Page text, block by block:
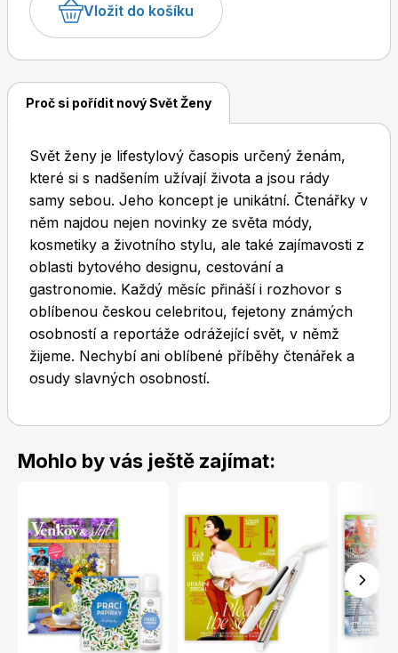
Burda Kids
Vložit do košíku
Proč si pořídit nový Svět Ženy
Svět ženy je lifestylový časopis určený ženám,
které si s nadšením užívají života a jsou rády
samy sebou. Jeho koncept je unikátní. Čtenářky v
něm najdou nejen novinky ze světa módy,
kosmetiky a životního stylu, ale také zajímavosti z
oblasti bytového designu, cestování a
gastronomie. Každý měsíc přináší i rozhovor s
oblíbenou českou celebritou, fejetony známých
osobností a reportáže odrážející svět, v němž
žijeme. Nechybí ani oblíbené příběhy čtenářek a
osudy slavných osobností.
Mohlo by vás ještě zajímat: